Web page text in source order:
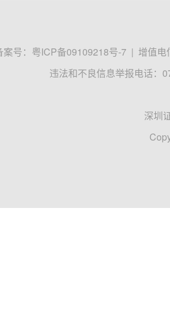
亿元；融券余额合计6.37亿元，较上一
融资净买入
中芯国际
N常友
弘景光电